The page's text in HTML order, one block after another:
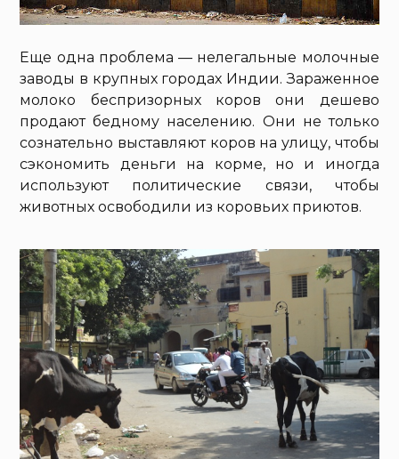
Еще одна проблема — нелегальные молочные
заводы в крупных городах Индии. Зараженное
молоко беспризорных коров они дешево
продают бедному населению. Они не только
сознательно выставляют коров на улицу, чтобы
сэкономить деньги на корме, но и иногда
используют политические связи, чтобы
животных освободили из коровьих приютов.